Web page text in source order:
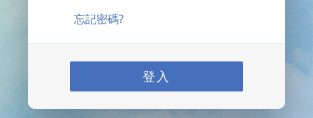
忘記密碼?
登入